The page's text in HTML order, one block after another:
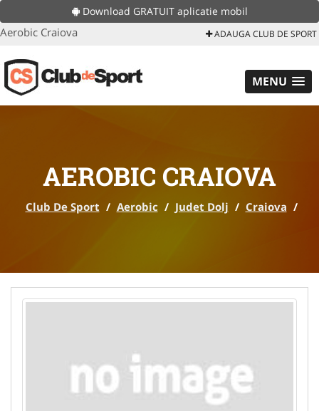
Download GRATUIT aplicatie mobil
Aerobic Craiova ADAUGA CLUB DE SPORT
MENU
AEROBIC CRAIOVA
Club De Sport / Aerobic / Judet Dolj / Craiova /